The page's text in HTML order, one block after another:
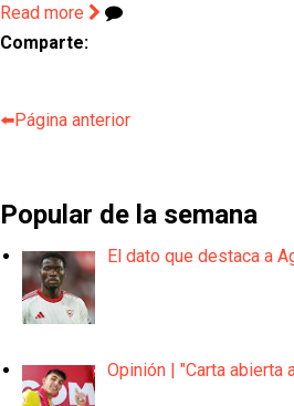
Read more
Comparte:
⬅️Página anterior
Popular de la semana
El dato que destaca a
Opinión | "Carta abierta